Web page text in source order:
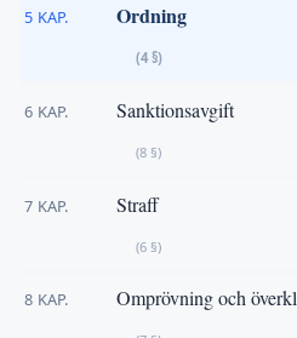
5 KAP. Ordning
(4 §)
6 KAP. Sanktionsavgift
(8 §)
7 KAP. Straff
(6 §)
8 KAP. Omprövning och